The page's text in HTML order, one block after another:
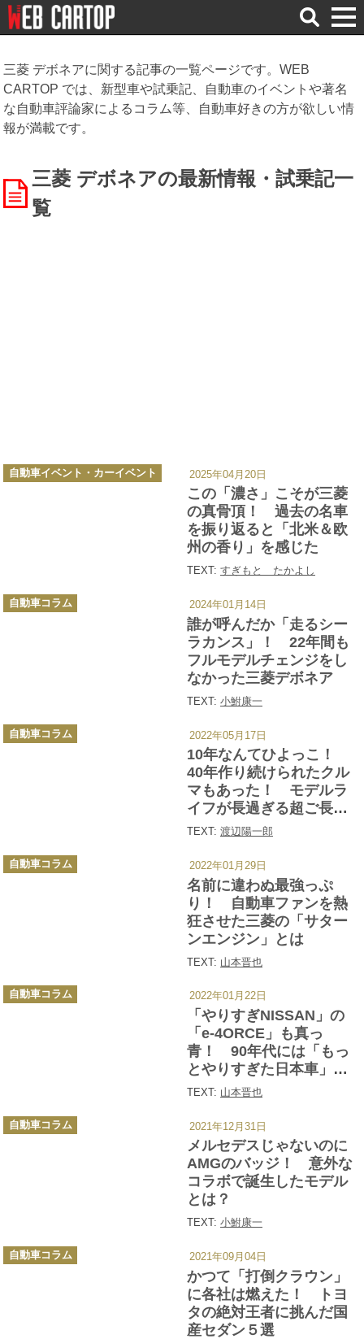
検
索
三菱 デボネアに関する記事の一覧ページです。WEB
CARTOP では、新型車や試乗記、自動車のイベントや著名
な自動車評論家によるコラム等、自動車好きの方が欲しい情
報が満載です。
三菱 デボネアの最新情報・試乗記一
覧
この「濃さ」こそが三菱
の真骨頂！ 過去の名車
を振り返ると「北米＆欧
州の香り」を感じた
TEXT: すぎもと たかよし
カ
テ
自動車イベント・カーイベント 2025年04月20日
誰が呼んだか「走るシー
ラカンス」！ 22年間も
フルモデルチェンジをし
なかった三菱デボネア
TEXT: 小鮒康一
カ
テ
自動車コラム 2024年01月14日
10年なんてひよっこ！
40年作り続けられたクル
マもあった！ モデルラ
イフが長過ぎる超ご長寿
国産車５選
TEXT: 渡辺陽一郎
カ
テ
自動車コラム 2022年05月17日
名前に違わぬ最強っぷ
り！ 自動車ファンを熱
狂させた三菱の「サター
ンエンジン」とは
TEXT: 山本晋也
カ
テ
自動車コラム 2022年01月29日
「やりすぎNISSAN」の
「e-4ORCE」も真っ
青！ 90年代には「もっ
とやりすぎた日本車」が
沢山あった
TEXT: 山本晋也
カ
テ
自動車コラム 2022年01月22日
メルセデスじゃないのに
AMGのバッジ！ 意外な
コラボで誕生したモデル
とは？
TEXT: 小鮒康一
カ
テ
自動車コラム 2021年12月31日
かつて「打倒クラウン」
に各社は燃えた！ トヨ
タの絶対王者に挑んだ国
産セダン５選
カ
テ
自動車コラム 2021年09月04日